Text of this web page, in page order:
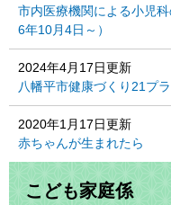
市内医療機関による小児
6年10月4日～）
2024年4月17日更新
八幡平市健康づくり21プ
2020年1月17日更新
赤ちゃんが生まれたら
こども家庭係